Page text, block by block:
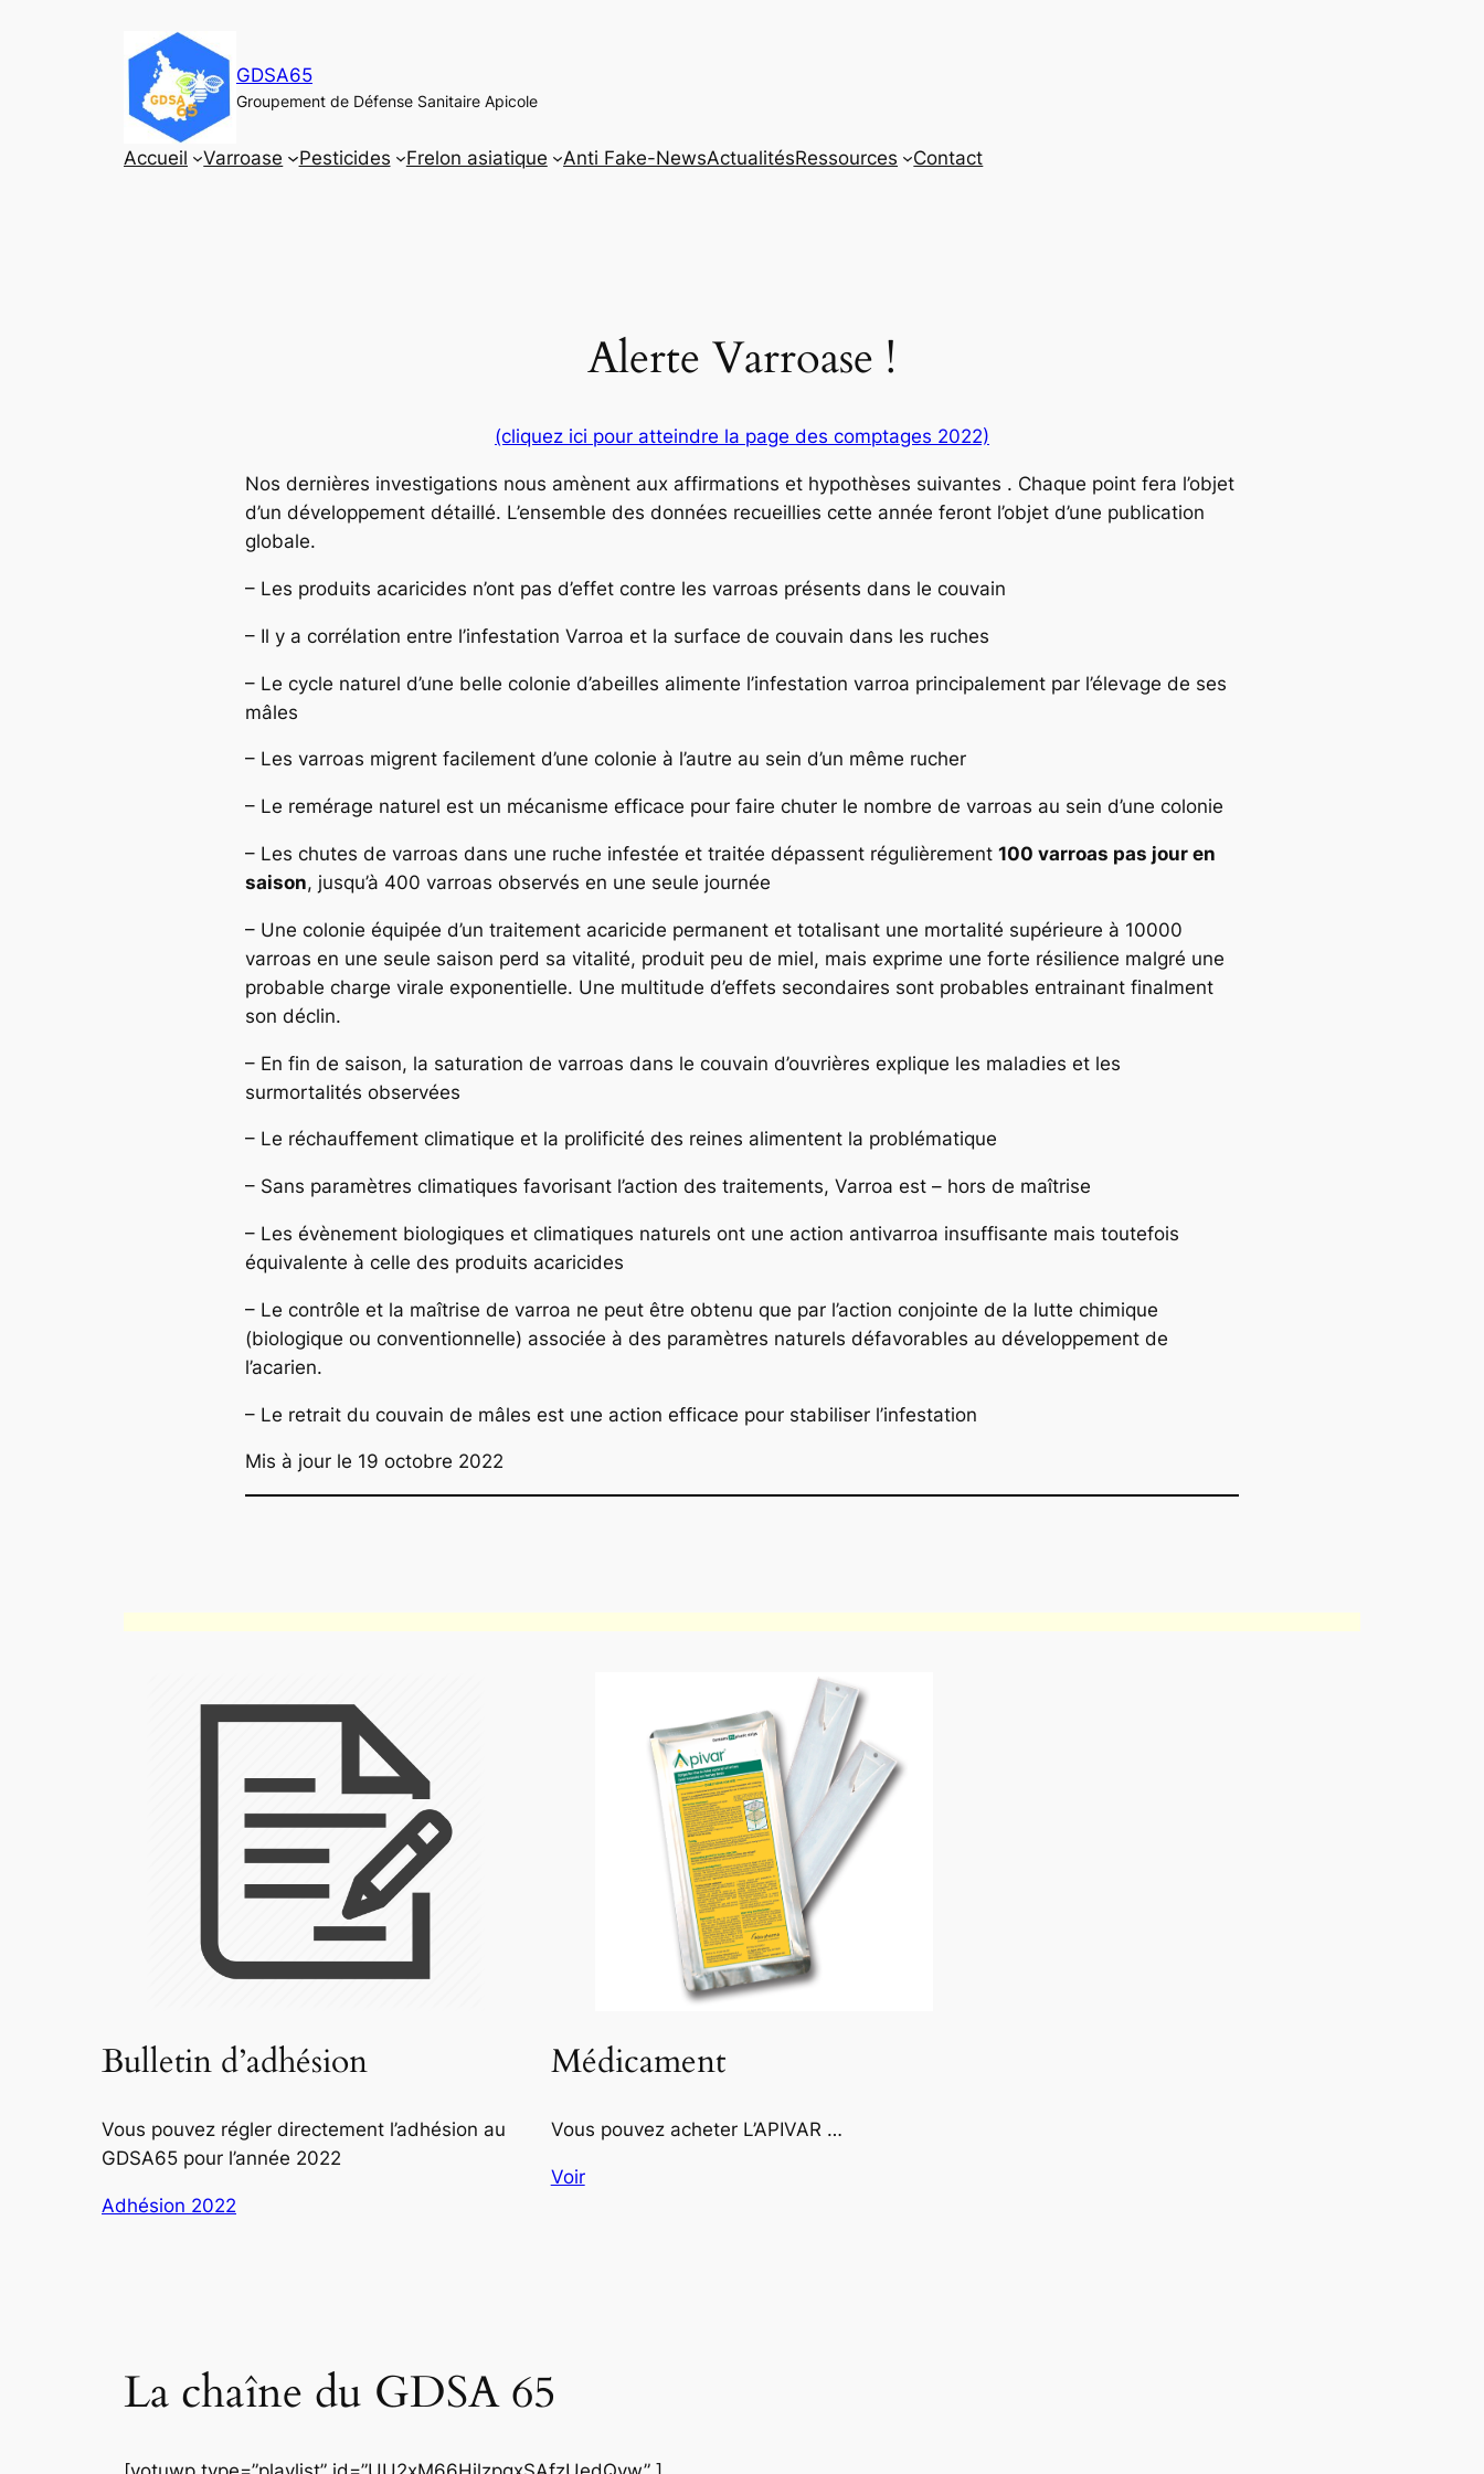
GDSA65
Groupement de Défense Sanitaire Apicole
Accueil Varroase Pesticides Frelon asiatique Anti Fake-NewsActualitésRessources Contact
Alerte Varroase !
(cliquez ici pour atteindre la page des comptages 2022)
Nos dernières investigations nous amènent aux affirmations et hypothèses suivantes . Chaque point fera l’objet
d’un développement détaillé. L’ensemble des données recueillies cette année feront l’objet d’une publication
globale.
– Les produits acaricides n’ont pas d’effet contre les varroas présents dans le couvain
– Il y a corrélation entre l’infestation Varroa et la surface de couvain dans les ruches
– Le cycle naturel d’une belle colonie d’abeilles alimente l’infestation varroa principalement par l’élevage de ses
mâles
– Les varroas migrent facilement d’une colonie à l’autre au sein d’un même rucher
– Le remérage naturel est un mécanisme efficace pour faire chuter le nombre de varroas au sein d’une colonie
– Les chutes de varroas dans une ruche infestée et traitée dépassent régulièrement 100 varroas pas jour en
saison, jusqu’à 400 varroas observés en une seule journée
– Une colonie équipée d’un traitement acaricide permanent et totalisant une mortalité supérieure à 10000
varroas en une seule saison perd sa vitalité, produit peu de miel, mais exprime une forte résilience malgré une
probable charge virale exponentielle. Une multitude d’effets secondaires sont probables entrainant finalment
son déclin.
– En fin de saison, la saturation de varroas dans le couvain d’ouvrières explique les maladies et les
surmortalités observées
– Le réchauffement climatique et la prolificité des reines alimentent la problématique
– Sans paramètres climatiques favorisant l’action des traitements, Varroa est – hors de maîtrise
– Les évènement biologiques et climatiques naturels ont une action antivarroa insuffisante mais toutefois
équivalente à celle des produits acaricides
– Le contrôle et la maîtrise de varroa ne peut être obtenu que par l’action conjointe de la lutte chimique
(biologique ou conventionnelle) associée à des paramètres naturels défavorables au développement de
l’acarien.
– Le retrait du couvain de mâles est une action efficace pour stabiliser l’infestation
Mis à jour le 19 octobre 2022
Bulletin d’adhésion
Vous pouvez régler directement l’adhésion au
GDSA65 pour l’année 2022
Adhésion 2022
Médicament
Vous pouvez acheter L’APIVAR …
Voir
La chaîne du GDSA 65